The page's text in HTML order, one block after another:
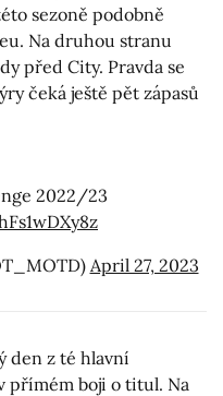
sezoně podobně
Na druhou stranu
před City. Pravda se
čeká ještě pět zápasů
2022/23
April 27, 2023
den z té hlavní
přímém boji o titul. Na